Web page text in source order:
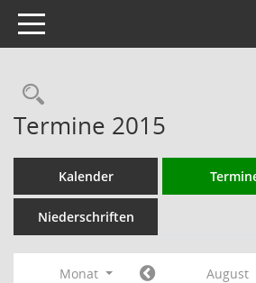
Toggle navigation
Rechercheauswahl
Termine 2015
Kalender
Niederschriften
Monat August